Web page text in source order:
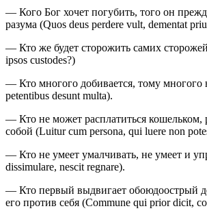
— Кого Бог хочет погубить, того он
разума (Quos deus perdere vult, dementat
— Кто же будет сторожить самих
ipsos custodes?)
— Кто многого добивается, тому многого
petentibus desunt multa).
— Кто не может расплатиться кошельком,
собой (Luitur cum persona, qui luere non
— Кто не умеет умалчивать, не умеет и
dissimulare, nescit regnare).
— Кто первый выдвигает обоюдоострый
его против себя (Commune qui prior dicit,